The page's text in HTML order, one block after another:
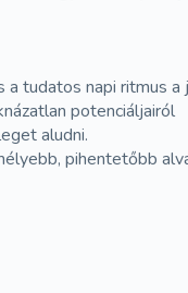
tudatos napi ritmus a
potenciáljairól
aludni.
pihentetőbb